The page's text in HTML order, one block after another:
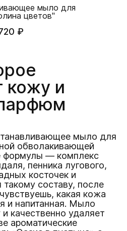
мыло для
цветов"
₽
кожу и
мыло для
обволакивающей
формулы — комплекс
пенника лугового,
косточек и
составу, после
какая кожа
и напитанная. Мыло
качественно удаляет
ароматические